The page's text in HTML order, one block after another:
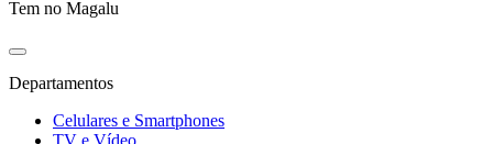
Tem no Magalu
Departamentos
Celulares e Smartphones
TV e Vídeo